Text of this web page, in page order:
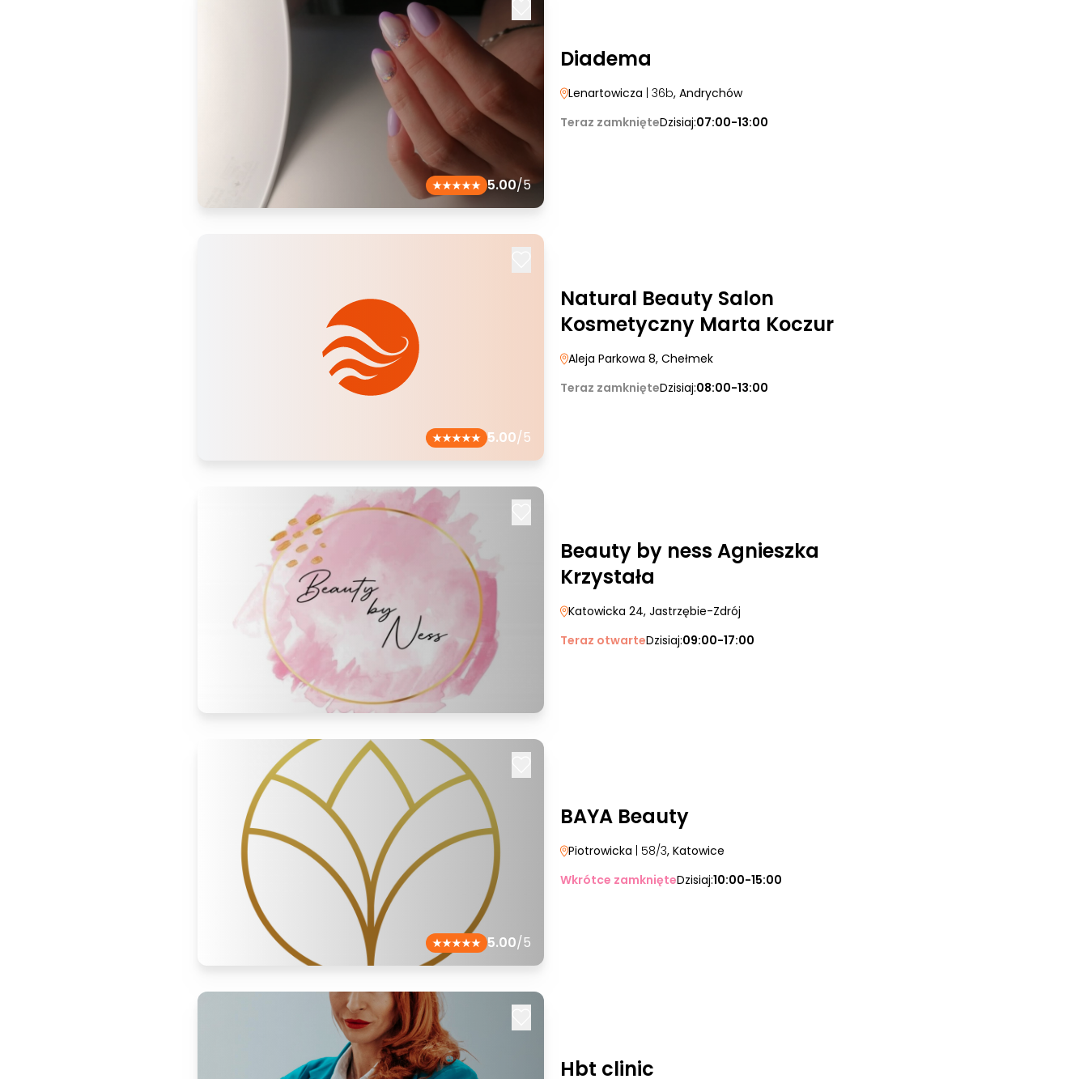
5.00/5
Diadema
Lenartowicza | 36b, Andrychów
Teraz zamknięteDzisiaj:07:00-13:00
5.00/5
Natural Beauty Salon
Kosmetyczny Marta Koczur
Aleja Parkowa 8, Chełmek
Teraz zamknięteDzisiaj:08:00-13:00
Beauty by ness Agnieszka
Krzystała
Katowicka 24, Jastrzębie-Zdrój
Teraz otwarteDzisiaj:09:00-17:00
5.00/5
BAYA Beauty
Piotrowicka | 58/3, Katowice
Wkrótce zamknięteDzisiaj:10:00-15:00
Hbt clinic